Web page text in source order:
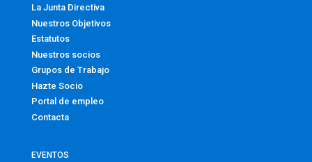
La Junta Directiva
Nuestros Objetivos
Estatutos
Nuestros socios
Grupos de Trabajo
Hazte Socio
Portal de empleo
Contacta
EVENTOS